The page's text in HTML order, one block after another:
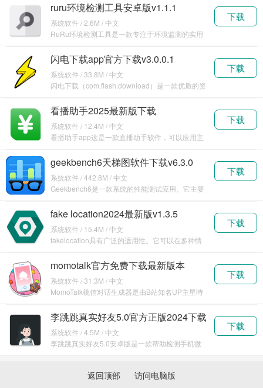
ruru环境检测工具安卓版v1.1.1
系统软件 / 2.6M / 中文
RuRu环境检测工具是一款专注于环境监测的实用
帮助人
下载
闪电下载app官方下载v3.0.0.1
系统软件 / 33.8M / 中文
闪电下载（com.flash.download）是一款优质的资
下载
看播助手2025最新版下载
v2.9.1.116896
系统软件 / 12.4M / 中文
看播助手app这是一款直播助手软件，可以应用主
用这款
下载
geekbench6天梯图软件下载v6.3.0
系统软件 / 442.8M / 中文
Geekbench6是一款系统的性能测试应用。它主要
下载
fake location2024最新版v1.3.5
系统软件 / 15.4M / 中文
fakelocation具有广泛的适用性。它可以在多种情
下载
momotalk官方免费下载最新版本
v0.5.21
系统软件 / 31.3M / 中文
MomoTalk桃信对话生成器是由B站知名UP主星時
下载
李跳跳真实好友5.0官方正版2024下载
系统软件 / 4.5M / 中文
李跳跳真实好友5.0安卓版是一款帮助检测手机微
除的假
下载
返回顶部 访问电脑版